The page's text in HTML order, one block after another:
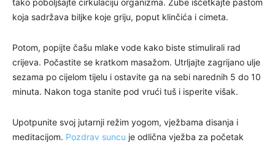
tako poboljšajte cirkulaciju organizma. Zube iščetkajte pastom
koja sadržava biljke koje griju, poput klinčića i cimeta.
Potom, popijte čašu mlake vode kako biste stimulirali rad
crijeva. Počastite se kratkom masažom. Utrljajte zagrijano ulje
sezama po cijelom tijelu i ostavite ga na sebi narednih 5 do 10
minuta. Nakon toga stanite pod vrući tuš i isperite višak.
Upotpunite svoj jutarnji režim yogom, vježbama disanja i
meditacijom. Pozdrav suncu je odlična vježba za početak